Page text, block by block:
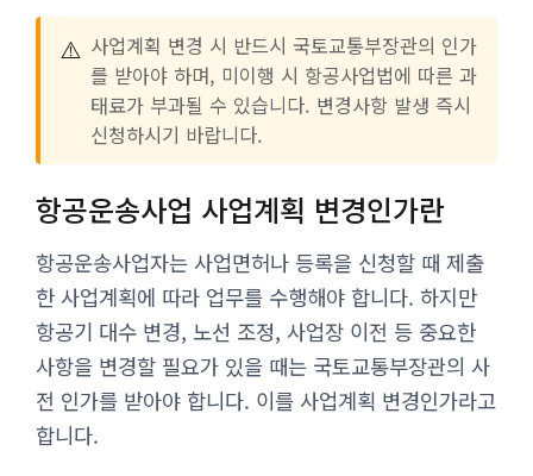
⚠️ 사업계획 변경 시 반드시 국토교통부장관의 인가
를 받아야 하며, 미이행 시 항공사업법에 따른 과
태료가 부과될 수 있습니다. 변경사항 발생 즉시
신청하시기 바랍니다.
항공운송사업 사업계획 변경인가란
항공운송사업자는 사업면허나 등록을 신청할 때 제출
한 사업계획에 따라 업무를 수행해야 합니다. 하지만
항공기 대수 변경, 노선 조정, 사업장 이전 등 중요한
사항을 변경할 필요가 있을 때는 국토교통부장관의 사
전 인가를 받아야 합니다. 이를 사업계획 변경인가라고
합니다.